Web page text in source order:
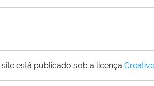
está publicado sob a licença